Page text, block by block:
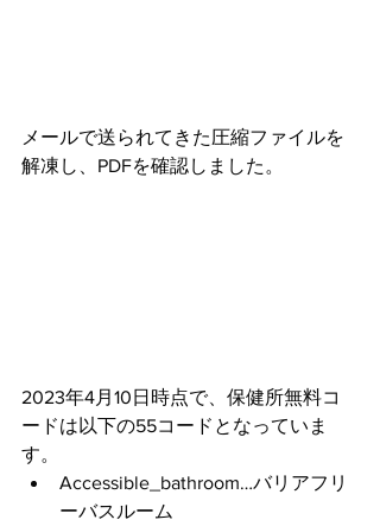
メールで送られてきた圧縮ファイルを
解凍し、PDFを確認しました。
2023年4月10日時点で、保健所無料コ
ードは以下の55コードとなっていま
す。
Accessible_bathroom…バリアフリ
ーバスルーム